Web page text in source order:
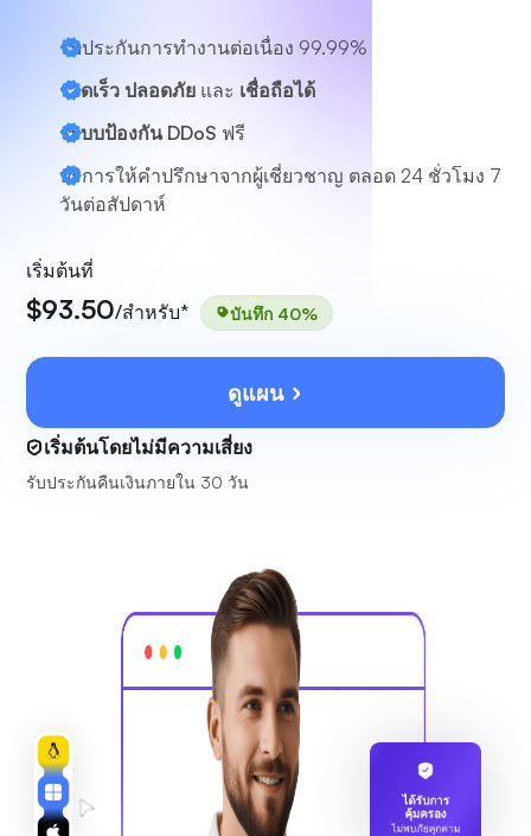
รับประกันการทำงานต่อเนื่อง 99.99%
รวดเร็ว ปลอดภัย และ เชื่อถือได้
ระบบป้องกัน DDoS ฟรี
บริการให้คำปรึกษาจากผู้เชี่ยวชาญ ตลอด 24 ชั่วโมง 7
วันต่อสัปดาห์
เริ่มต้นที่
$93.50/สำหรับ* บันทึก 40%
ดูแผน
เริ่มต้นโดยไม่มีความเสี่ยง
รับประกันคืนเงินภายใน 30 วัน
ได้รับการ
คุ้มครอง
ไม่พบภัยคุกคาม